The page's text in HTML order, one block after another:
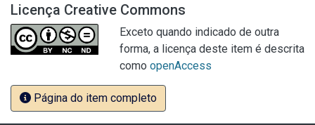
Licença Creative Commons
Exceto quando indicado de outra
forma, a licença deste item é descrita
como openAccess
Página do item completo